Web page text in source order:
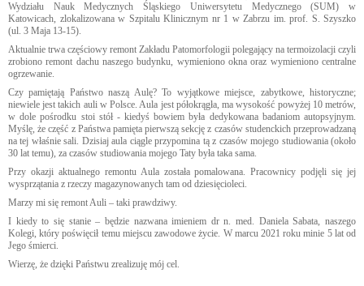
Wydziału Nauk Medycznych Śląskiego Uniwersytetu Medycznego (SUM) w
Katowicach, zlokalizowana w Szpitalu Klinicznym nr 1 w Zabrzu im. prof. S. Szyszko
(ul. 3 Maja 13-15).
Aktualnie trwa częściowy remont Zakładu Patomorfologii polegający na termoizolacji czyli
zrobiono remont dachu naszego budynku, wymieniono okna oraz wymieniono centralne
ogrzewanie.
Czy pamiętają Państwo naszą Aulę? To wyjątkowe miejsce, zabytkowe, historyczne;
niewiele jest takich auli w Polsce. Aula jest półokrągła, ma wysokość powyżej 10 metrów,
w dole pośrodku stoi stół - kiedyś bowiem była dedykowana badaniom autopsyjnym.
Myślę, że część z Państwa pamięta pierwszą sekcję z czasów studenckich przeprowadzaną
na tej właśnie sali. Dzisiaj aula ciągle przypomina tą z czasów mojego studiowania (około
30 lat temu), za czasów studiowania mojego Taty była taka sama.
Przy okazji aktualnego remontu Aula została pomalowana. Pracownicy podjęli się jej
wysprzątania z rzeczy magazynowanych tam od dziesięcioleci.
Marzy mi się remont Auli – taki prawdziwy.
I kiedy to się stanie – będzie nazwana imieniem dr n. med. Daniela Sabata, naszego
Kolegi, który poświęcił temu miejscu zawodowe życie. W marcu 2021 roku minie 5 lat od
Jego śmierci.
Wierzę, że dzięki Państwu zrealizuję mój cel.